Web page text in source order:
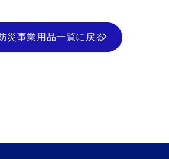
災事業用品一覧に戻る